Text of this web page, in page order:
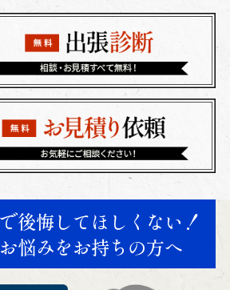
後悔してほしくない！
悩みをお持ちの方へ